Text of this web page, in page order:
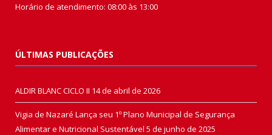
Horário de atendimento: 08:00 às 13:00
ÚLTIMAS PUBLICAÇÕES
ALDIR BLANC CICLO II 14 de abril de 2026
Vigia de Nazaré Lança seu 1º Plano Municipal de Segurança
Alimentar e Nutricional Sustentável 5 de junho de 2025